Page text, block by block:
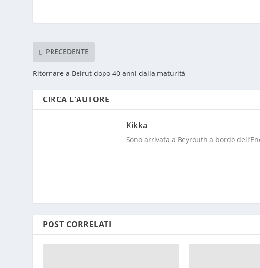
PRECEDENTE
Ritornare a Beirut dopo 40 anni dalla maturità
CIRCA L'AUTORE
Kikka
Sono arrivata a Beyrouth a bordo
POST CORRELATI